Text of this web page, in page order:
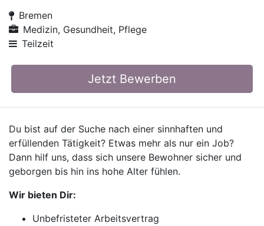
Bremen
Medizin, Gesundheit, Pflege
Teilzeit
Jetzt Bewerben
Du bist auf der Suche nach einer sinnhaften und
erfüllenden Tätigkeit? Etwas mehr als nur ein Job?
Dann hilf uns, dass sich unsere Bewohner sicher und
geborgen bis hin ins hohe Alter fühlen.
Wir bieten Dir:
Unbefristeter Arbeitsvertrag